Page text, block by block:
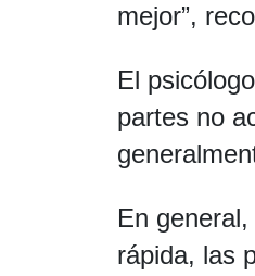
mejor”,
El
partes no
En
rápida, las